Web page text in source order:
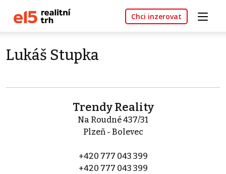
Chci inzerovat
Lukáš Stupka
Trendy Reality
Na Roudné 437/31
Plzeň - Bolevec
+420 777 043 399
+420 777 043 399